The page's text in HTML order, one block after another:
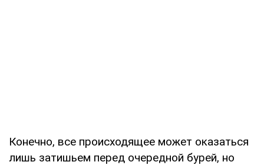
Конечно, все происходящее может оказаться
лишь затишьем перед очередной бурей, но